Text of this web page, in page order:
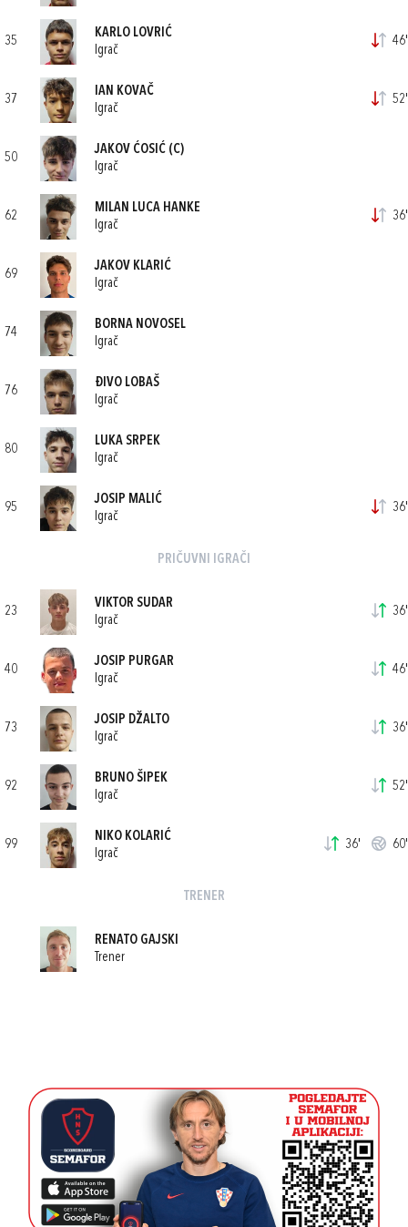
35
KARLO LOVRIĆ
Igrač
46'
37
IAN KOVAČ
Igrač
52'
50
JAKOV ĆOSIĆ (C)
Igrač
62
MILAN LUCA HANKE
Igrač
36'
69
JAKOV KLARIĆ
Igrač
74
BORNA NOVOSEL
Igrač
76
ĐIVO LOBAŠ
Igrač
80
LUKA SRPEK
Igrač
95
JOSIP MALIĆ
Igrač
36'
PRIČUVNI IGRAČI
23
VIKTOR SUDAR
Igrač
36'
40
JOSIP PURGAR
Igrač
46'
73
JOSIP DŽALTO
Igrač
36'
92
BRUNO ŠIPEK
Igrač
52'
99
NIKO KOLARIĆ
Igrač
36' 60'
TRENER
RENATO GAJSKI
Trener